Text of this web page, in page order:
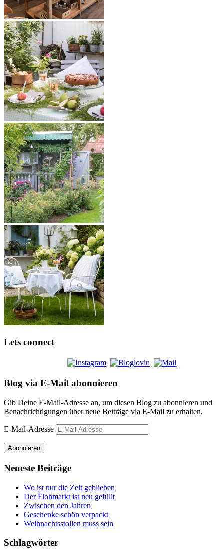
Lets connect
Blog via E-Mail abonnieren
Gib Deine E-Mail-Adresse an, um diesen Blog zu abonnieren und
Benachrichtigungen über neue Beiträge via E-Mail zu erhalten.
E-Mail-Adresse
Abonnieren
Neueste Beiträge
Wo ist nur die Zeit geblieben
Der Flohmarkt ist neu gefüllt
Zwischen den Jahren
Geschenke schön verpackt
Weihnachtsstollen muss sein
Schlagwörter